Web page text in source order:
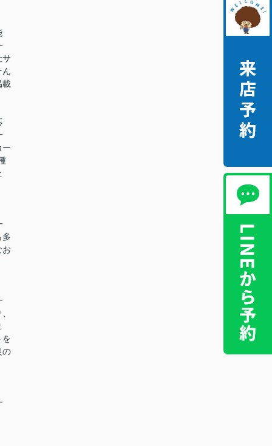
サ
ん
載
ー
多
お
を
の